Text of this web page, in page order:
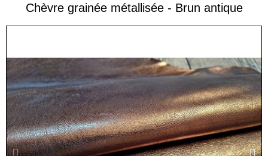
Chèvre grainée métallisée - Brun antique